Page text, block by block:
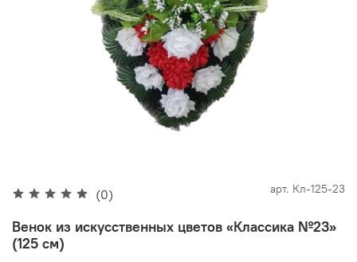
(0) арт. Кл-125-23
Венок из искусственных цветов «Классика №23»
(125 см)